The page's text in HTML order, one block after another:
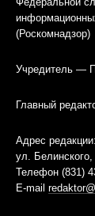
(Роскомнадзор)
Учредитель —
Главный
Адрес
ул.
Телефон (831)
E-mail